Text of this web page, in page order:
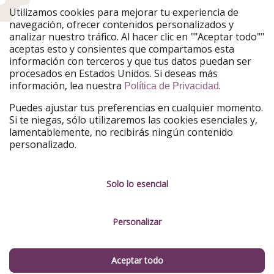
PiratinViaggio
HolidayPirates
VakantiePiraten
WakacyjniPiraci
VoyagesPirates
Ferienpiraten
Urlaubspiraten
Urlaubspiraten
TravelPirates
Nuestro grupo
HolidayPirates Group
Conócenos mejor
Sobre ViajerosPiratas
Sostenibilidad
Información legal
Gestionar servicios
Utilizamos cookies para mejorar tu experiencia de
navegación, ofrecer contenidos personalizados y
analizar nuestro tráfico. Al hacer clic en ""Aceptar todo""
aceptas esto y consientes que compartamos esta
información con terceros y que tus datos puedan ser
procesados en Estados Unidos. Si deseas más
información, lea nuestra Política de Privacidad.
Puedes ajustar tus preferencias en cualquier momento.
Si te niegas, sólo utilizaremos las cookies esenciales y,
lamentablemente, no recibirás ningún contenido
personalizado.
Solo lo esencial
Personalizar
Aceptar todo